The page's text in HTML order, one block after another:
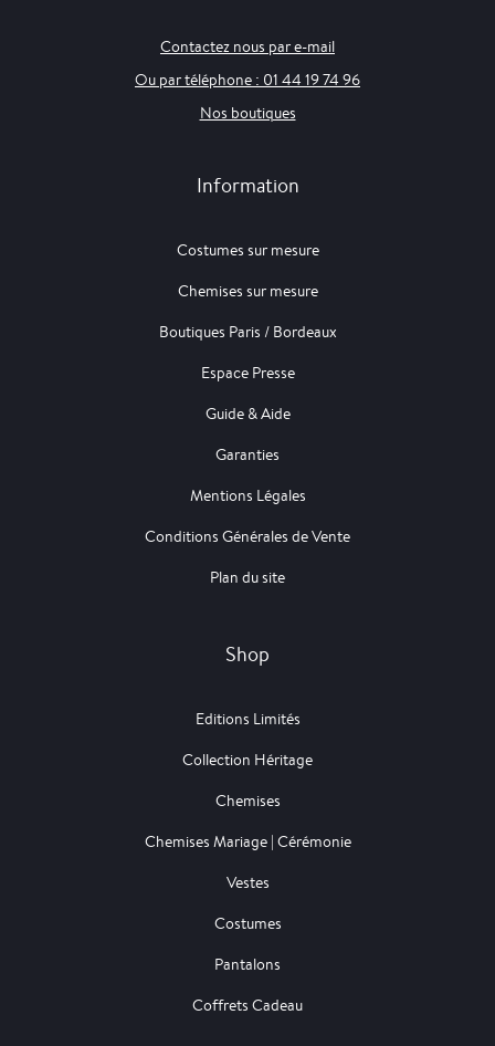
Contactez nous par e-mail
Ou par téléphone : 01 44 19 74 96
Nos boutiques
Information
Costumes sur mesure
Chemises sur mesure
Boutiques Paris / Bordeaux
Espace Presse
Guide & Aide
Garanties
Mentions Légales
Conditions Générales de Vente
Plan du site
Shop
Editions Limités
Collection Héritage
Chemises
Chemises Mariage | Cérémonie
Vestes
Costumes
Pantalons
Coffrets Cadeau